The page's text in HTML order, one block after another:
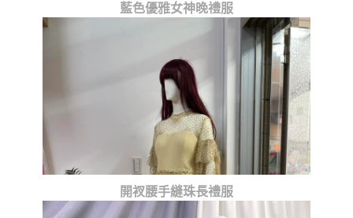
藍色優雅女神晚禮服
開衩腰手縫珠長禮服